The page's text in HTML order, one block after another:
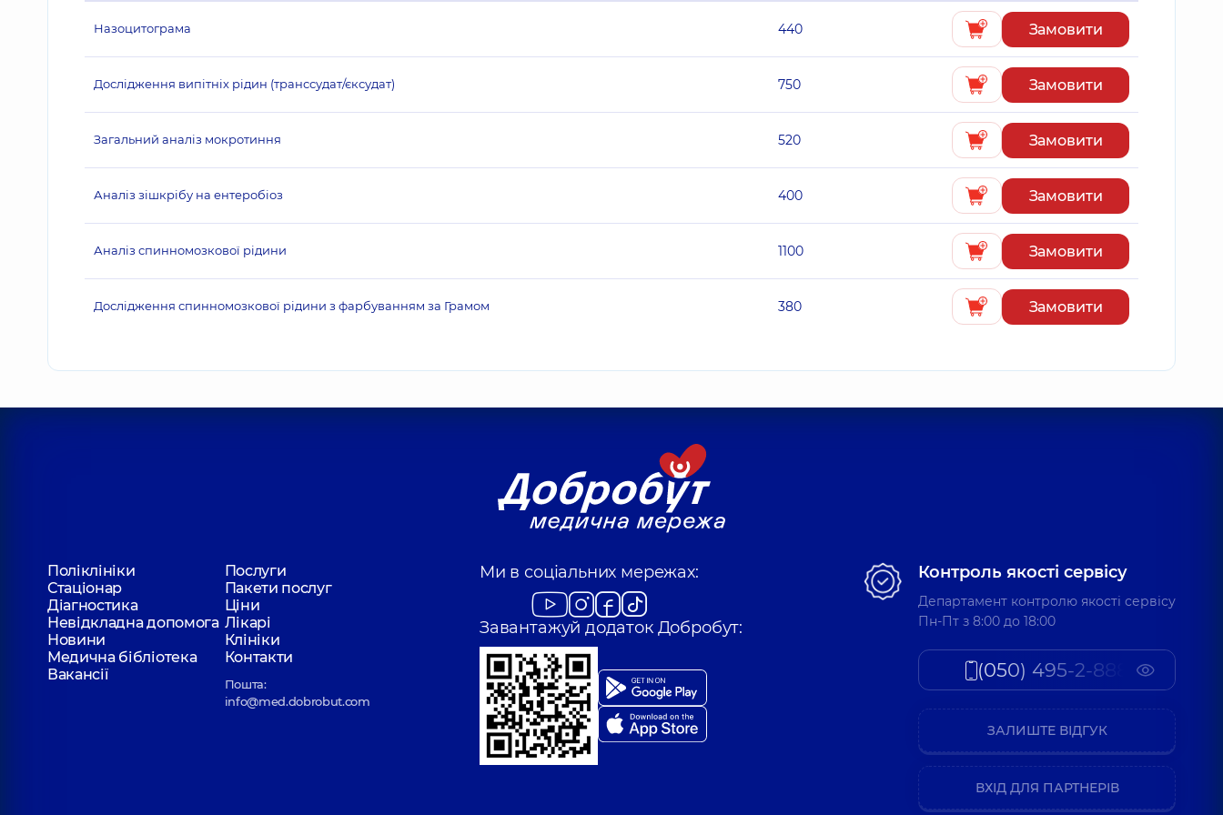
Назоцитограма 440 Замовити
Дослідження випітніх рідин (транссудат/єксудат) 750 Замовити
Загальний аналіз мокротиння 520 Замовити
Аналіз зішкрібу на ентеробіоз 400 Замовити
Аналіз спинномозкової рідини 1100 Замовити
Дослідження спинномозкової рідини з фарбуванням за Грамом 380 Замовити
Поліклініки
Послуги
Стаціонар
Пакети послуг
Діагностика
Ціни
Невідкладна допомога Лікарі
Новини
Клініки
Медична бібліотека
Контакти
Вакансії
Пошта:
info@med.dobrobut.com
Ми в соціальних мережах:
Завантажуй додаток Добробут:
Контроль якості сервісу
Департамент контролю якості сервісу
Пн-Пт з 8:00 до 18:00
(050) 495-2-888
ЗАЛИШТЕ ВІДГУК
ВХІД ДЛЯ ПАРТНЕРІВ